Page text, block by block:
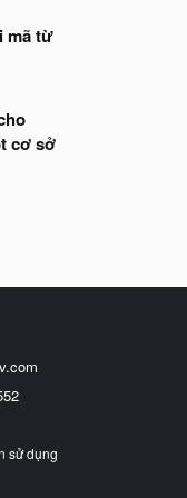
mã từ
cơ sở
sử dụng